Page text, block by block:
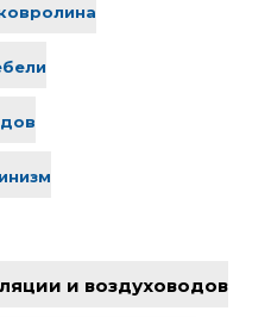
и воздуховодов